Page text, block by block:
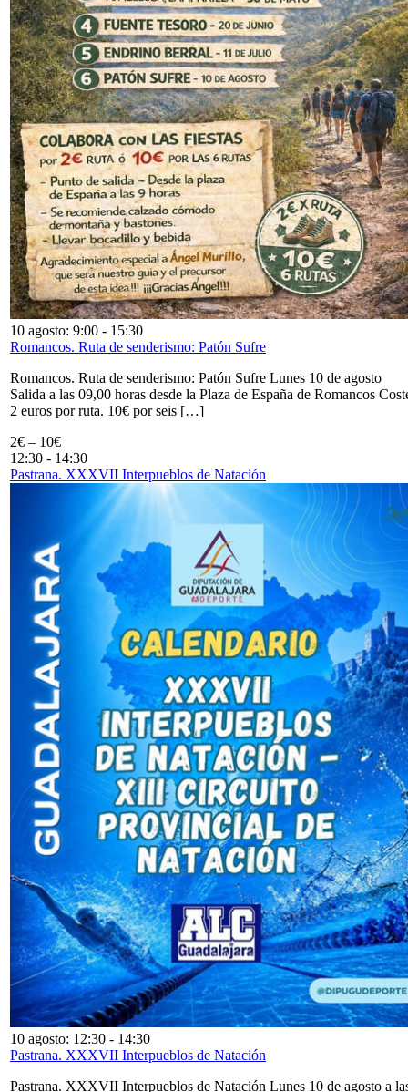
10 agosto: 9:00 - 15:30
Romancos. Ruta de senderismo: Patón Sufre
Romancos. Ruta de senderismo: Patón Sufre Lunes 10 de agosto
Salida a las 09,00 horas desde la Plaza de España de Romancos
2 euros por ruta. 10€ por seis […]
2€ – 10€
12:30 - 14:30
Pastrana. XXXVII Interpueblos de Natación
10 agosto: 12:30 - 14:30
Pastrana. XXXVII Interpueblos de Natación
Pastrana. XXXVII Interpueblos de Natación Lunes 10 de agosto a